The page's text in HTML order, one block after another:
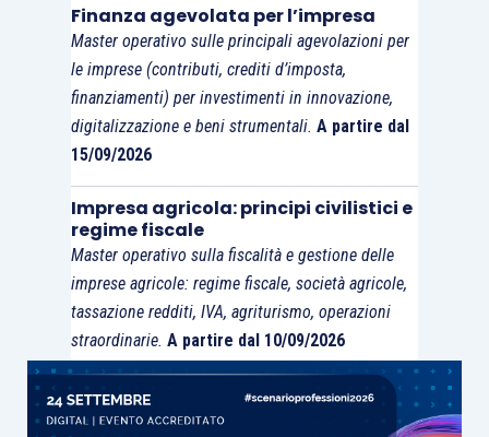
Una possibile alternativa a tale approccio
potrebbe essere quella diprevedere
l’eliminazione di tale limite patrimoniale,
caso in cui la società dotata di perdite fiscali
soddisfi le condizioni di vitalità, rendendolo,
condizioni di vitalità non fossero rispettate
tal caso, le società “vitali”partecipanti
all’operazionepotrebbero riportare le perdite
le altre posizioni soggettive rilevanti) senza limiti
quantitativi, mentre, in caso di mancato
superamento delvitality test, le stesse
potrebbero essere
riportate nel limite dei
redditi imponibili prospettici
che la società
Finanza agevolata per l’impresa
Master operativo sulle principali agevolazioni per
le imprese (contributi, crediti d’imposta,
finanziamenti) per investimenti in innovazione,
digitalizzazione e beni strumentali. A partire dal
15/09/2026
Impresa agricola: principi civilistici e
regime fiscale
Master operativo sulla fiscalità e gestione delle
imprese agricole: regime fiscale, società agricole,
tassazione redditi, IVA, agriturismo, operazioni
straordinarie. A partire dal 10/09/2026